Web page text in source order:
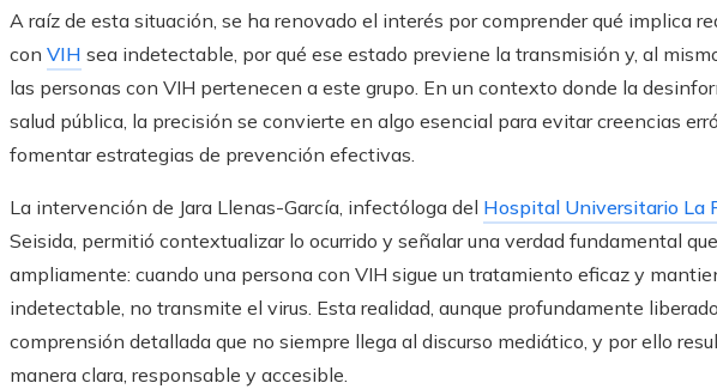
A raíz de esta situación, se ha renovado el interés por comprender qué implica
con VIH sea indetectable, por qué ese estado previene la transmisión y, al
las personas con VIH pertenecen a este grupo. En un contexto donde la
salud pública, la precisión se convierte en algo esencial para evitar creencias
fomentar estrategias de prevención efectivas.
La intervención de Jara Llenas-García, infectóloga del Hospital Universitario La
Seisida, permitió contextualizar lo ocurrido y señalar una verdad fundamental
ampliamente: cuando una persona con VIH sigue un tratamiento eficaz y
indetectable, no transmite el virus. Esta realidad, aunque profundamente
comprensión detallada que no siempre llega al discurso mediático, y por ello
manera clara, responsable y accesible.